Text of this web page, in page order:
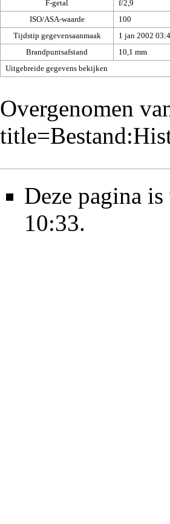
F-getal
f/2,9
ISO/ASA-waarde
100
Tijdstip gegevensaanmaak
1 jan 2002
Brandpuntsafstand
10,1 mm
Uitgebreide gegevens bekijken
Overgenomen
Deze pagina
10:33.